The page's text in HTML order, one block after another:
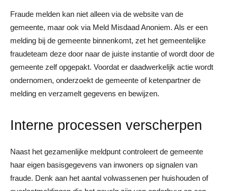
Fraude melden kan niet alleen via de website van de
gemeente, maar ook via Meld Misdaad Anoniem. Als er een
melding bij de gemeente binnenkomt, zet het gemeentelijke
fraudeteam deze door naar de juiste instantie of wordt door de
gemeente zelf opgepakt. Voordat er daadwerkelijk actie wordt
ondernomen, onderzoekt de gemeente of ketenpartner de
melding en verzamelt gegevens en bewijzen.
Interne processen verscherpen
Naast het gezamenlijke meldpunt controleert de gemeente
haar eigen basisgegevens van inwoners op signalen van
fraude. Denk aan het aantal volwassenen per huishouden of